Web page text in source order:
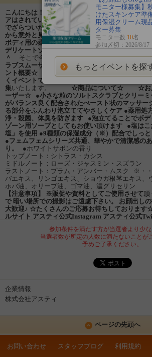
こんにちは！！株式会社アスティです☆
いきな
アはされていますか(*'ω'*)？
お尻って長時間座
でざらついたり乾燥しやすかったり、、、ケアが
から意外と見逃しがちじゃありませんか？？
な
ボディ用の薬用スムーザーをつくりました☆ さら
デリケートゾーン用ソープとしても使える多機能
＾
そこで今回は11月1日（火）に発売した新商
ラブスムーザー」
をお試し頂ける方を 20 名様募集
ント概要☆
フェムフェムスクラブスムーザ
くイベントです！
ご自身のInstagramに感想を書
集いたします。 ☆商品について☆
☆お
ーザー☆
●小さな粒のソルトスクラブとクリー
がバランス良く配合されたぺースト状のマッサー
る部分をふんわり泡立ててやさしくケア ●薬用処
浄・殺菌、体臭を防ぎます
●泡立てることでボ
ゾーン用ソープとしてもお使い頂けます
●塩は
塩」を使用 ●9種類の保湿成分（※）配合でしっ
●フェムフェムシリーズ共通、華やかで清潔感の
り。
●ホワイトサボンの香り
トップノート：シトラス・カシス
ミドルノート：ローズ・ジャスミン・スズラン
ラストノート：プラム・アンバー・ムスク ※・
バエキス、リンゴエキス、ショウガ根茎エキス、
ホバ油、オリーブ油、ゴマ油、濃グリセリン
【注意事項】
※販促や資料としてご使用させて頂
で 暗い場所での撮影はご遠慮下さい。
お顔出し
大歓迎♪ ☆たくさんのご応募お待ちしております
ルサイト アスティ公式Instagram アスティ公式
参加条件を満たす方が当選者より少な
当選者数が所定の人数に満たないことが
予めご了承ください。
企業情報
株式会社アスティ
モニター様募集】
けたスキンケア準
用保湿クリーム現
ター募集
モニター数 10名
参加〆切：2026/8/17
もっとイベントを探
ページの先頭へ
お問い合わせ スタッフブログ 利用規約